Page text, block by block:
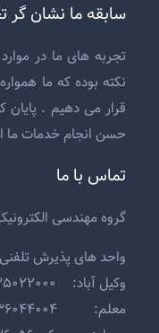
سابقه ما نشان
تجربه های ما در
نکته بوده که ما
قرار می دهیم . پایان
حسن انجام خدمات
تماس با ما
گروه مهندسی
واحد های پذیرش
وکیل آباد: ۳۵۰۲۲۰۰۰
معلم: ۳۶۰۴۴۰۰۴